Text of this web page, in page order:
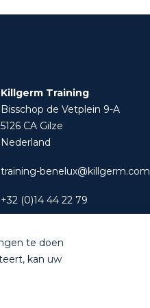
Killgerm Training
Bisschop de Vetplein 9-A
5126 CA Gilze
Nederland
training-benelux@killgerm.com
+32 (0)14 44 22 79
Privacyverklaring
te doen
kan uw